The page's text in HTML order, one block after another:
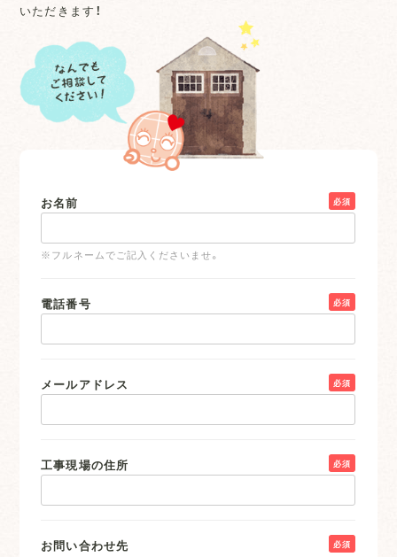
いただきます！
お名前 必須
※フルネームでご記入くださいませ。
電話番号 必須
メールアドレス 必須
工事現場の住所 必須
お問い合わせ先 必須